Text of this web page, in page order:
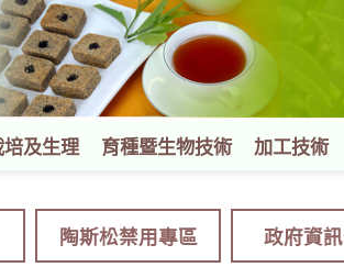
培及生理 育種暨生物技術 加工技術
陶斯松禁用專區 政府資